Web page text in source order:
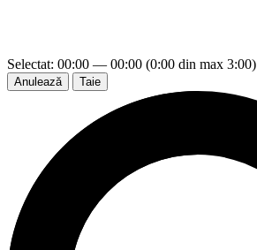
Selectat: 00:00 — 00:00 (0:00 din max 3:00)
Anulează Taie